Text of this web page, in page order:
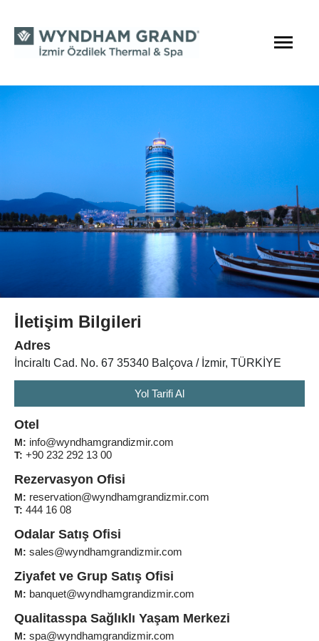
İletişim Bilgileri
Adres
İnciraltı Cad. No. 67 35340 Balçova / İzmir, TÜRKİYE
Yol Tarifi Al
Otel
M: info@wyndhamgrandizmir.com
T: +90 232 292 13 00
Rezervasyon Ofisi
M: reservation@wyndhamgrandizmir.com
T: 444 16 08
Odalar Satış Ofisi
M: sales@wyndhamgrandizmir.com
Ziyafet ve Grup Satış Ofisi
M: banquet@wyndhamgrandizmir.com
Qualitasspa Sağlıklı Yaşam Merkezi
M: spa@wyndhamgrandizmir.com